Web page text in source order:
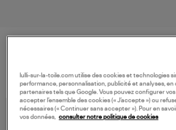
lulli-sur-la-toile.com utilise des cookies et technologies
performance, personnalisation, publicité et analyses, en
partenaires tels que Google. Vous pouvez configurer
accepter l’ensemble des cookies (« J’accepte ») ou
nécessaires (« Continuer sans accepter »). Pour en
vos données, consulter notre politique de cookies